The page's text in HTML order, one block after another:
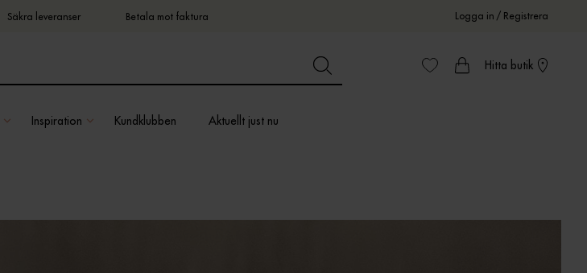
Säkra leveranser Betala mot faktura Logga in / Registrera
Hitta butik
Inspiration Kundklubben Aktuellt just nu